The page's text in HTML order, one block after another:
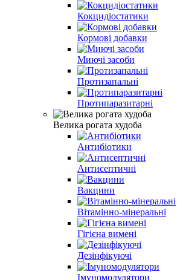
Кокцидіостатики
Кормові добавки
Миючі засоби
Протизапальні
Протипаразитарні
Велика рогата худоба
Антибіотики
Антисептичні
Вакцини
Вітамінно-мінеральні
Гігієна вимені
Дезінфікуючі
Імуномодулятори